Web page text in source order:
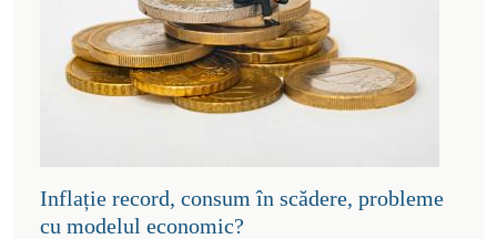
Inflație record, consum în scădere, probleme
cu modelul economic?